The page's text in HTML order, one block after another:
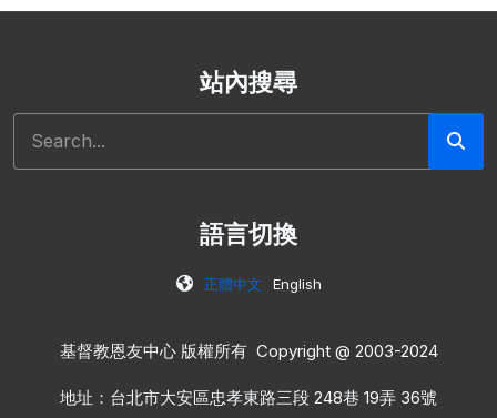
站內搜尋
語言切換
正體中文 English
基督教恩友中心 版權所有 Copyright @ 2003-2024
地址：台北市大安區忠孝東路三段 248巷 19弄 36號